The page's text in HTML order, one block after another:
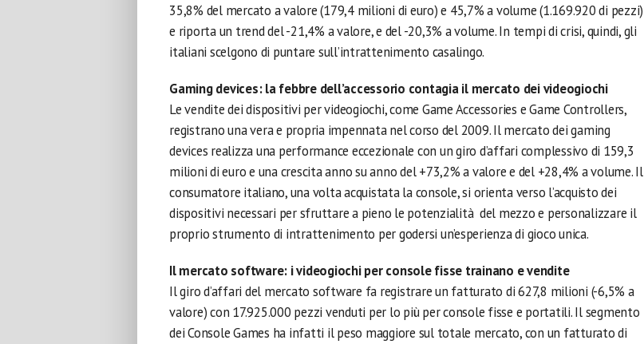
35,8% del mercato a valore (179,4 milioni di euro) e 45,7% a volume (1.169.920 di pezzi)
e riporta un trend del -21,4% a valore, e del -20,3% a volume. In tempi di crisi, quindi, gli
italiani scelgono di puntare sull’intrattenimento casalingo.
Gaming devices: la febbre dell’accessorio contagia il mercato dei videogiochi
Le vendite dei dispositivi per videogiochi, come Game Accessories e Game Controllers,
registrano una vera e propria impennata nel corso del 2009. Il mercato dei gaming
devices realizza una performance eccezionale con un giro d’affari complessivo di 159,3
milioni di euro e una crescita anno su anno del +73,2% a valore e del +28,4% a volume. Il
consumatore italiano, una volta acquistata la console, si orienta verso l’acquisto dei
dispositivi necessari per sfruttare a pieno le potenzialità del mezzo e personalizzare il
proprio strumento di intrattenimento per godersi un’esperienza di gioco unica.
Il mercato software: i videogiochi per console fisse trainano e vendite
Il giro d’affari del mercato software fa registrare un fatturato di 627,8 milioni (-6,5% a
valore) con 17.925.000 pezzi venduti per lo più per console fisse e portatili. Il segmento
dei Console Games ha infatti il peso maggiore sul totale mercato, con un fatturato di